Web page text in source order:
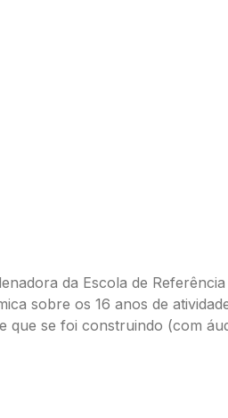
da Escola de
sobre os 16 anos de
que se foi construindo (com